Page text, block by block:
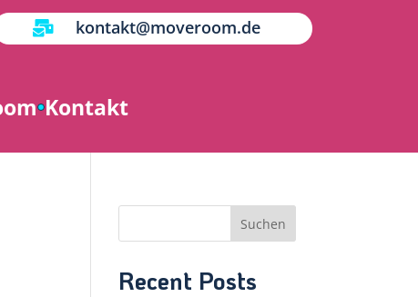
 kontakt@moveroom.de
Kontakt
Suchen
Recent Posts